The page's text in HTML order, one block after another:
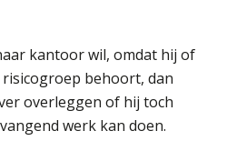
kantoor wil, omdat hij of
behoort, dan
overleggen of hij toch
werk kan doen.